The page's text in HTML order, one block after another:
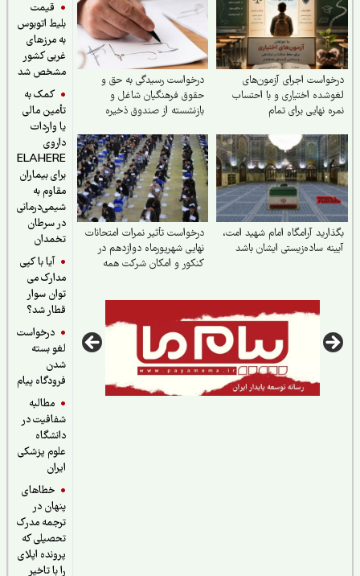
قیمت
بلیط اتوبوس
به مرزهای
غربی کشور
مشخص شد
کمک به
تأمین مالی
یا واردات
داروی
ELAHERE
برای بیماران
مقاوم به
شیمی‌درمانی
در سرطان
تخمدان
آیا با کپی
مدارک می
توان سوار
قطار شد؟
درخواست
لغو بسته
فرودگاه پیام
مطالبه
شفافیت در
دانشگاه
علوم پزشکی
خطاهای
پنهان در
ترجمه مدرک
تحصیلی که
پرونده اپلای
را با تاخیر
اجرای آزمون‌های
اختیاری و با احتساب
نهایی برای تمام
درخواست رسیدگی به حق و
حقوق فرهنگیان شاغل و
بازنشسته از صندوق ذخیره
آرامگاه امام شهید امت،
ساده‌زیستی ایشان باشد
درخواست تأثیر نمرات امتحانات
نهایی شهریورماه دوازدهم در
کنکور و امکان شرکت همه